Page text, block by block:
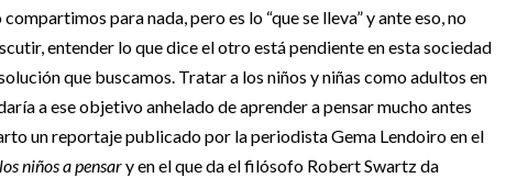
para nada, pero es lo “que se lleva” y ante eso, no
entender lo que dice el otro está pendiente en esta sociedad
que buscamos. Tratar a los niños y niñas como adultos en
a ese objetivo anhelado de aprender a pensar mucho antes
un reportaje publicado por la periodista Gema Lendoiro en el
niños a pensary en el que da el filósofo Robert Swartz da